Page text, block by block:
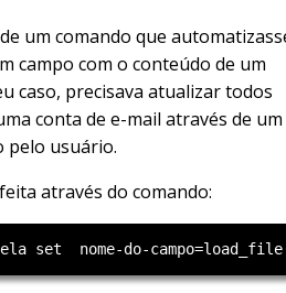
um comando que
campo com o conteúdo de um
caso, precisava atualizar todos
conta de e-mail através de um
pelo usuário.
através do comando: